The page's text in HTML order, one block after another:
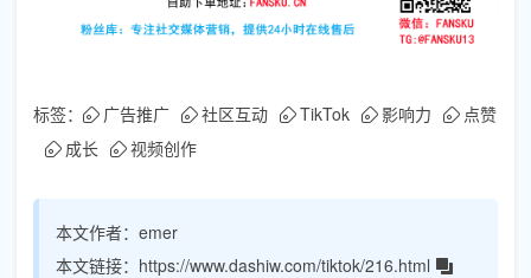
标签： 广告推广 社区互动 TikTok 影响力
点赞
成长
视频创作
本文作者： emer
本文链接： https://www.dashiw.com/tiktok/216.html